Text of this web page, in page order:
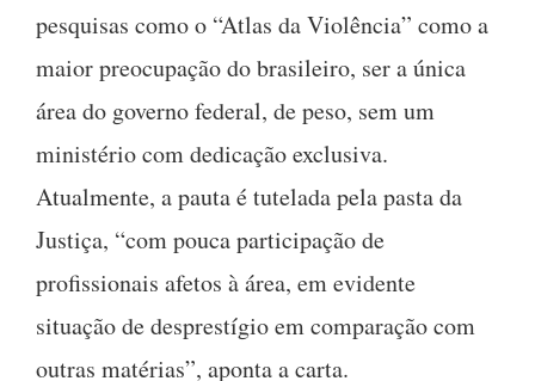
pesquisas como o “Atlas da Violência” como a
maior preocupação do brasileiro, ser a única
área do governo federal, de peso, sem um
ministério com dedicação exclusiva.
Atualmente, a pauta é tutelada pela pasta da
Justiça, “com pouca participação de
profissionais afetos à área, em evidente
situação de desprestígio em comparação com
outras matérias”, aponta a carta.